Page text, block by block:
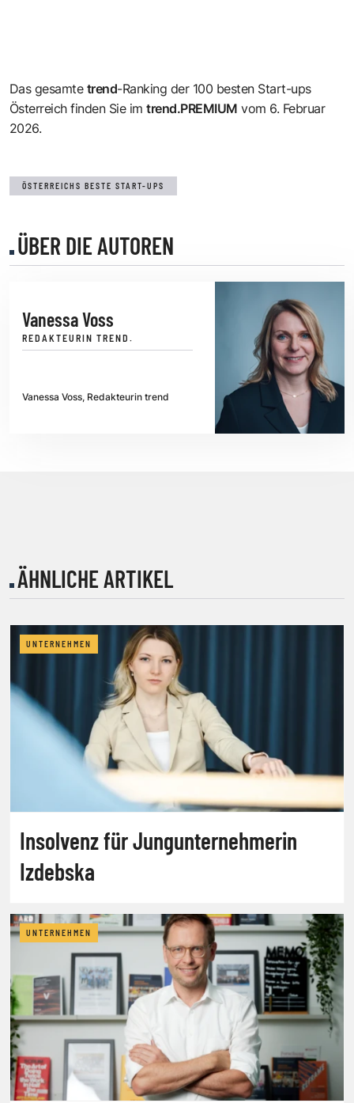
Das gesamte trend-Ranking der 100 besten Start-ups
Österreich finden Sie imtrend.PREMIUM vom 6. Februar
2026.
ÖSTERREICHS BESTE START-UPS
ÜBER DIE AUTOREN
Vanessa Voss
REDAKTEURIN TREND.
Vanessa Voss, Redakteurin trend
ÄHNLICHE ARTIKEL
UNTERNEHMEN
Insolvenz für Jungunternehmerin
Izdebska
UNTERNEHMEN